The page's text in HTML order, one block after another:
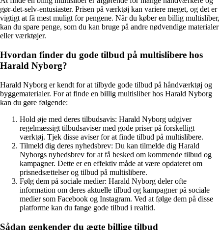
gør-det-selv-entusiaster. Prisen på værktøj kan variere meget, og det er
vigtigt at få mest muligt for pengene. Når du køber en billig multisliber,
kan du spare penge, som du kan bruge på andre nødvendige materialer
eller værktøjer.
Hvordan finder du gode tilbud på multislibere hos
Harald Nyborg?
Harald Nyborg er kendt for at tilbyde gode tilbud på håndværktøj og
byggematerialer. For at finde en billig multisliber hos Harald Nyborg
kan du gøre følgende:
Hold øje med deres tilbudsavis: Harald Nyborg udgiver
regelmæssigt tilbudsaviser med gode priser på forskelligt
værktøj. Tjek disse aviser for at finde tilbud på multislibere.
Tilmeld dig deres nyhedsbrev: Du kan tilmelde dig Harald
Nyborgs nyhedsbrev for at få besked om kommende tilbud og
kampagner. Dette er en effektiv måde at være opdateret om
prisnedsættelser og tilbud på multislibere.
Følg dem på sociale medier: Harald Nyborg deler ofte
information om deres aktuelle tilbud og kampagner på sociale
medier som Facebook og Instagram. Ved at følge dem på disse
platforme kan du fange gode tilbud i realtid.
Sådan genkender du ægte billige tilbud